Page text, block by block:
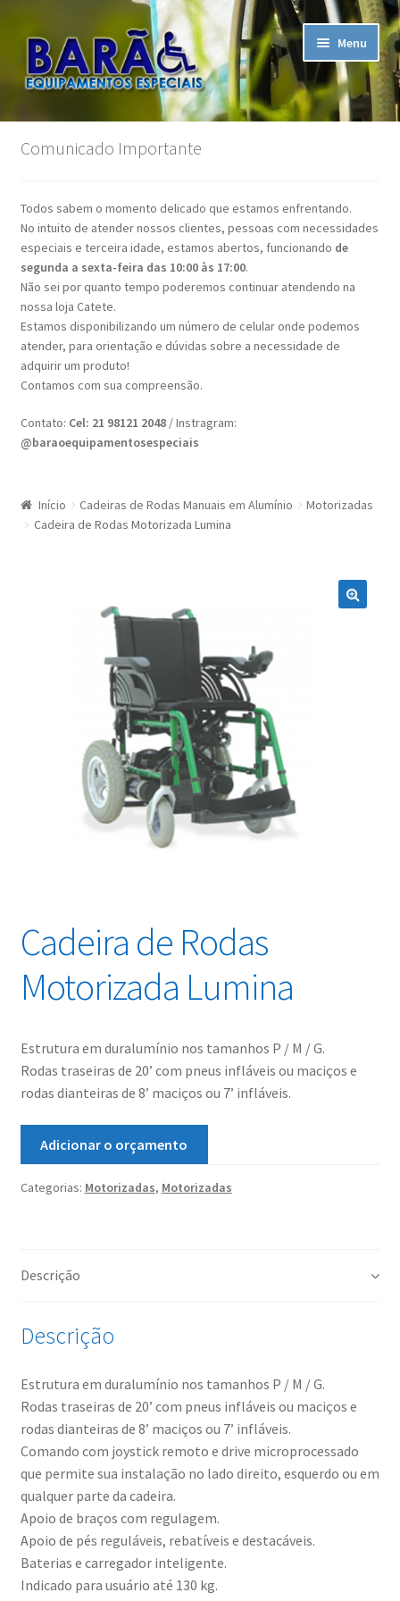
Pular
para
navegação
Pular
para
o
Menu
Início
Assistência Técnica
Carrinho
Contato
Finalizar compra
Minha conta
Nossas Lojas
Comunicado Importante
Todos sabem o momento delicado que estamos enfrentando.
No intuito de atender nossos clientes, pessoas com necessidades
especiais e terceira idade, estamos abertos, funcionando de
segunda a sexta-feira das 10:00 às 17:00.
Não sei por quanto tempo poderemos continuar atendendo na
nossa loja Catete.
Estamos disponibilizando um número de celular onde podemos
atender, para orientação e dúvidas sobre a necessidade de
adquirir um produto!
Contamos com sua compreensão.
Contato: Cel: 21 98121 2048/ Instragram:
@baraoequipamentosespeciais
Início Cadeiras de Rodas Manuais em Alumínio
Motorizadas
Cadeira de Rodas Motorizada Lumina
Cadeira de Rodas
Motorizada Lumina
Estrutura em duralumínio nos tamanhos P / M / G.
Rodas traseiras de 20’ com pneus infláveis ou maciços e
rodas dianteiras de 8’ maciços ou 7’ infláveis.
Adicionar o orçamento
Categorias: Motorizadas, Motorizadas
Descrição
Descrição
Estrutura em duralumínio nos tamanhos P / M / G.
Rodas traseiras de 20’ com pneus infláveis ou maciços e
rodas dianteiras de 8’ maciços ou 7’ infláveis.
Comando com joystick remoto e drive microprocessado
que permite sua instalação no lado direito, esquerdo ou em
qualquer parte da cadeira.
Apoio de braços com regulagem.
Apoio de pés reguláveis, rebatíveis e destacáveis.
Baterias e carregador inteligente.
Indicado para usuário até 130 kg.